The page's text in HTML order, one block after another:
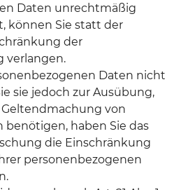
Daten unrechtmäßig
können Sie statt der
der
verlangen.
Daten nicht
sie jedoch zur Ausübung,
von
benötigen, haben Sie das
die Einschränkung
personenbezogenen